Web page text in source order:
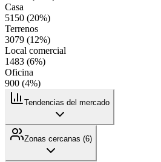
Casa
5150 (20%)
Terrenos
3079 (12%)
Local comercial
1483 (6%)
Oficina
900 (4%)
Tendencias del mercado
Zonas cercanas (6)